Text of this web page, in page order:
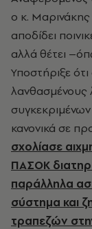
ο κ. Μαρινάκης
αποδίδει
αλλά θέτει
Υποστήριξε
λανθασμένους
κανονικά σε
σχολίασε
ΠΑΣΟΚ
παράλληλα
σύστημα και
τραπεζών